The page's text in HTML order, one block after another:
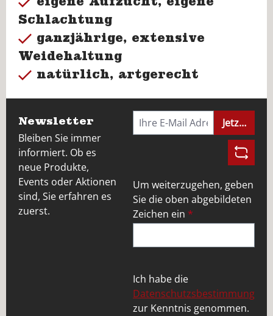
Schlachtung
ganzjährige, extensive
Weidehaltung
natürlich, artgerecht
Newsletter
Bleiben Sie immer
informiert. Ob es
neue Produkte,
Events oder Aktionen
sind, Sie erfahren es
zuerst.
Jetzt
Um weiterzugehen, geben
Sie die oben abgebildeten
Zeichen ein *
Ich habe die
Datenschutzsbestimmung
zur Kenntnis genommen.